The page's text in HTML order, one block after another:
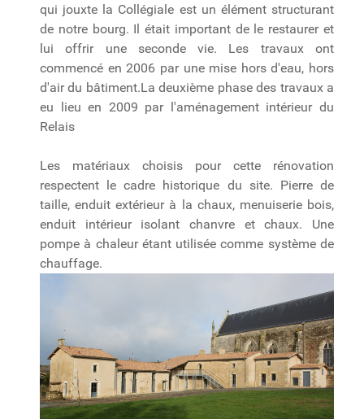
qui jouxte la Collégiale est un élément structurant
de notre bourg. Il était important de le restaurer et
lui offrir une seconde vie. Les travaux ont
commencé en 2006 par une mise hors d'eau, hors
d'air du bâtiment.La deuxième phase des travaux a
eu lieu en 2009 par l'aménagement intérieur du
Relais
Les matériaux choisis pour cette rénovation
respectent le cadre historique du site. Pierre de
taille, enduit extérieur à la chaux, menuiserie bois,
enduit intérieur isolant chanvre et chaux. Une
pompe à chaleur étant utilisée comme système de
chauffage.